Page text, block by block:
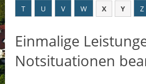
Datenschutz
Steueramt
T
U V W X Y Z
Einmalige
Notsituationen